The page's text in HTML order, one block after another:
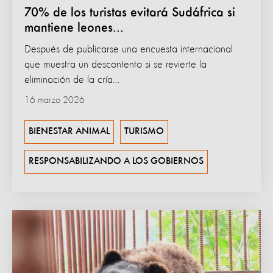
70% de los turistas evitará Sudáfrica si
mantiene leones...
16 marzo 2026
Después de publicarse una encuesta internacional
que muestra un descontento si se revierte la
eliminación de la cría...
BIENESTAR ANIMAL TURISMO
RESPONSABILIZANDO A LOS GOBIERNOS